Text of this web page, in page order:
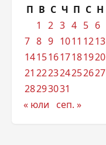
П В С Ч П С Н
1
2 3 4 5 6
7 8 9 1011 1213
14151617181920
21 222324252627
28293031
« юли
сеп. »